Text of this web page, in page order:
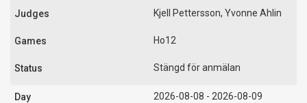
Kjell Pettersson, Yvonne Ahlin
Ho12
Stängd för anmälan
2026-08-08 - 2026-08-09